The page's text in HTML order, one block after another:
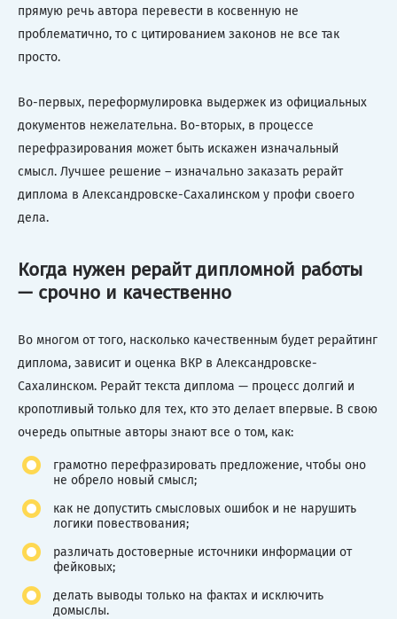
прямую речь автора перевести в косвенную не
проблематично, то с цитированием законов не все так
просто.
Во-первых, переформулировка выдержек из официальных
документов нежелательна. Во-вторых, в процессе
перефразирования может быть искажен изначальный
смысл. Лучшее решение – изначально заказать рерайт
диплома в Александровске-Сахалинском у профи своего
дела.
Когда нужен рерайт дипломной работы
— срочно и качественно
Во многом от того, насколько качественным будет рерайтинг
диплома, зависит и оценка ВКР в Александровске-
Сахалинском. Рерайт текста диплома — процесс долгий и
кропотливый только для тех, кто это делает впервые. В свою
очередь опытные авторы знают все о том, как:
грамотно перефразировать предложение, чтобы оно
не обрело новый смысл;
как не допустить смысловых ошибок и не нарушить
логики повествования;
различать достоверные источники информации от
фейковых;
делать выводы только на фактах и исключить
домыслы.